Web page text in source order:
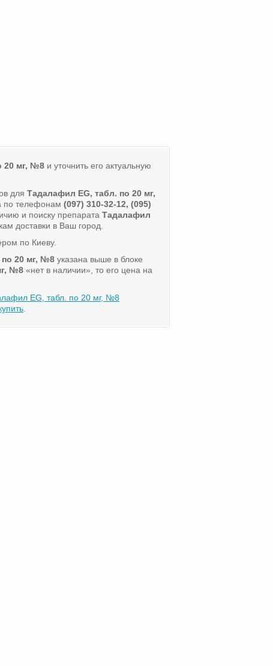
20 мг, №8 и уточнить его актуальную
для Тадалафил EG, табл. по 20 мг,
по телефонам (097) 310-32-12, (095)
и поиску препарата Тадалафил
доставки в Ваш город.
по Киеву.
по 20 мг, №8 указана выше в блоке
№8 «нет в наличии», то его цена на
EG, табл. по 20 мг, №8